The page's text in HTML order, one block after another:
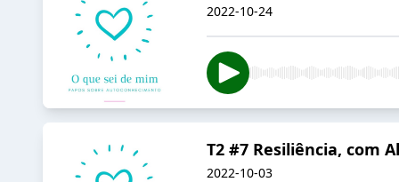
2022-10-24
T2 #7 Resiliência, com
2022-10-03